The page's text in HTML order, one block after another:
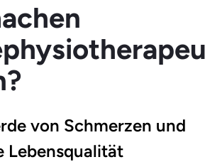
von Schmerzen und
Lebensqualität